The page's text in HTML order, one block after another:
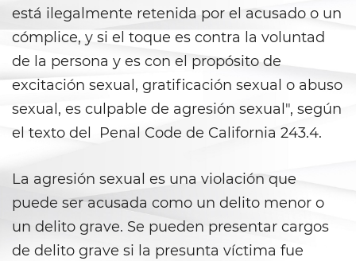
Asuntos Posteriores a la Condena
Anulando o Rechazando una
Condena
Eliminación de antecedentes
penales
Libertad Condicional Bajo
Palabra
está ilegalmente retenida por el acusado o un
cómplice, y si el toque es contra la voluntad
de la persona y es con el propósito de
excitación sexual, gratificación sexual o abuso
sexual, es culpable de agresión sexual", según
el texto del Penal Code de California 243.4.
La agresión sexual es una violación que
puede ser acusada como un delito menor o
un delito grave. Se pueden presentar cargos
de delito grave si la presunta víctima fue